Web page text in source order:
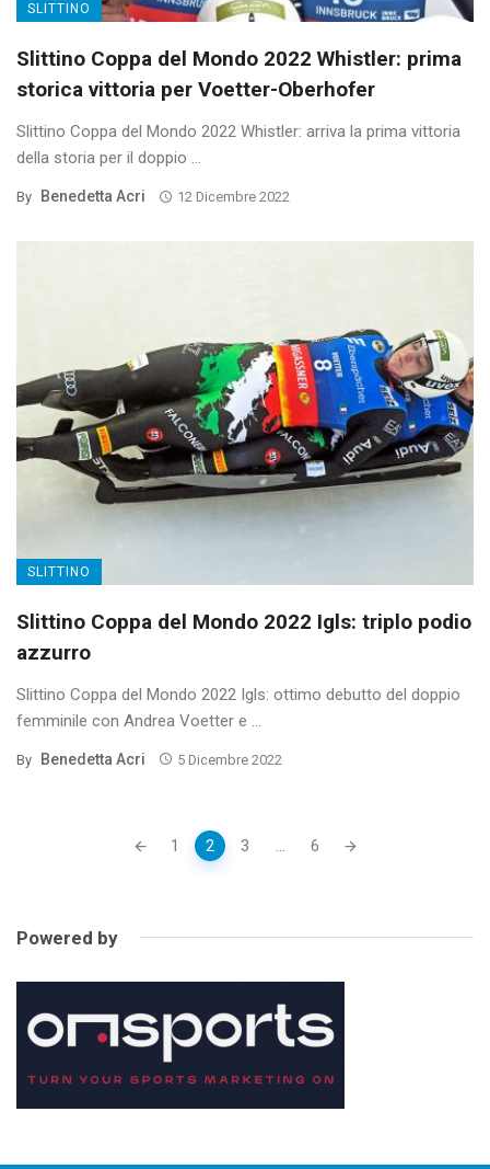
SLITTINO
Slittino Coppa del Mondo 2022 Whistler: prima
storica vittoria per Voetter-Oberhofer
Slittino Coppa del Mondo 2022 Whistler: arriva la prima vittoria
della storia per il doppio ...
By Benedetta Acri 12 Dicembre 2022
SLITTINO
Slittino Coppa del Mondo 2022 Igls: triplo podio
azzurro
Slittino Coppa del Mondo 2022 Igls: ottimo debutto del doppio
femminile con Andrea Voetter e ...
By Benedetta Acri 5 Dicembre 2022
1 2 3 ... 6
Powered by